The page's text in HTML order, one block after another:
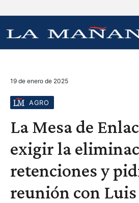
19 de enero de 2025
AGRO
La Mesa de
exigir la
retenciones y
reunión con